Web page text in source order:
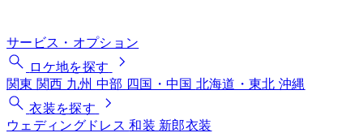
サービス・オプション
ロケ地を探す
関東 関西 九州 中部 四国・中国 北海道・東北沖縄
衣装を探す
ウェディングドレス和装 新郎衣装